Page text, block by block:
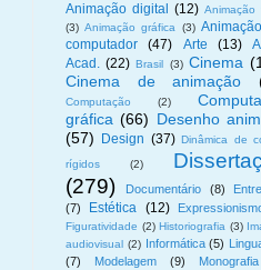
Animação digital (12) Animação
(3) Animação gráfica (3)
computador
(47) Arte (13)
Acad. (22) Brasil (3) Cinema
Cinema de animação
Computação (2)
gráfica (66) Desenho
(57)
Design (37) Dinâmica de
rígidos
(2)
(279)
Documentário (8)
(7)
Estética (12)
Figuratividade (2) Historiografia (3)
audiovisual (2) Informática (5)
(7)
Modelagem (9) Monografia